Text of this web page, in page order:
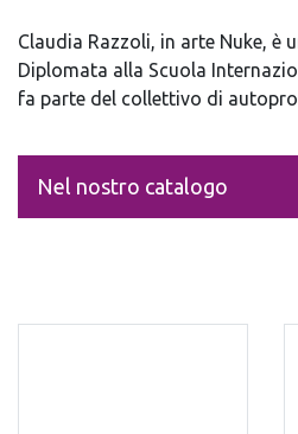
Claudia Razzoli, in arte Nuke, è
Diplomata alla Scuola
fa parte del collettivo di
Nel nostro catalogo